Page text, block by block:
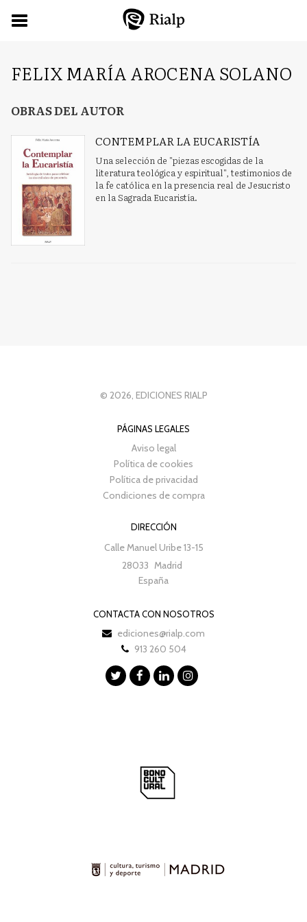
FELIX MARÍA AROCENA SOLANO
OBRAS DEL AUTOR
CONTEMPLAR LA EUCARISTÍA
Una selección de "piezas escogidas de la
literatura teológica y espiritual", testimonios de
la fe católica en la presencia real de Jesucristo
en la Sagrada Eucaristía.
© 2026, EDICIONES RIALP
PÁGINAS LEGALES
Aviso legal
Política de cookies
Política de privacidad
Condiciones de compra
DIRECCIÓN
Calle Manuel Uribe 13-15
28033 Madrid
España
CONTACTA CON NOSOTROS
ediciones@rialp.com
913 260 504